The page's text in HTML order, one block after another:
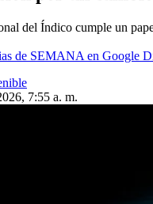
del Índico cumple un
de SEMANA en Google
7:55 a. m.